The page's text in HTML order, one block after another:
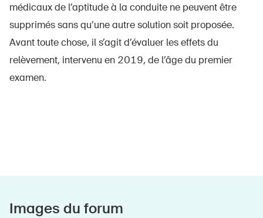
médicaux de l’aptitude à la conduite ne peuvent être
supprimés sans qu’une autre solution soit proposée.
Avant toute chose, il s’agit d’évaluer les effets du
relèvement, intervenu en 2019, de l’âge du premier
examen.
Images du forum